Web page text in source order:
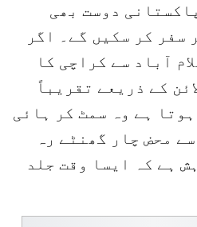
دوست بھی
سفر کر سکیں گے۔ اگر
آباد سے کراچی کا
کے ذریعے تقریباً
ہے وہ سمٹ کر ہائی
محض چار گھنٹے رہ
ہے کہ ایسا وقت جلد